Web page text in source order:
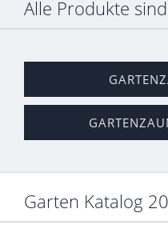
Alle Produkte
Garten Katalog